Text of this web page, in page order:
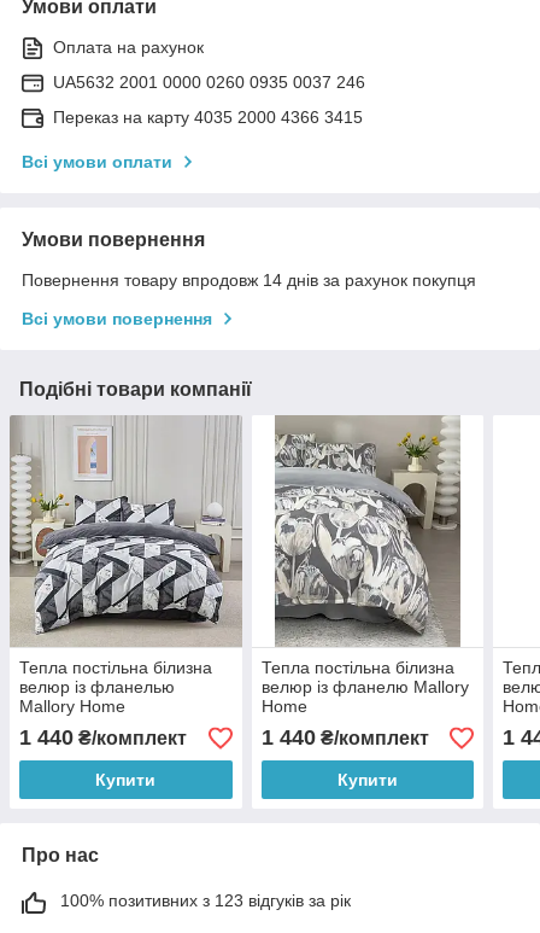
Умови оплати
Оплата на рахунок
UA5632 2001 0000 0260 0935 0037 246
Переказ на карту 4035 2000 4366 3415
Всі умови оплати
Умови повернення
Повернення товару впродовж 14 днів за рахунок покупця
Всі умови повернення
Подібні товари компанії
Тепла постільна білизна
велюр із фланелью
Mallory Home
1 440 ₴/комплект
Купити
Тепла постільна білизна
велюр із фланелю Mallory
Home
1 440₴/комплект
Купити
1
Про нас
100% позитивних з 123 відгуків за рік